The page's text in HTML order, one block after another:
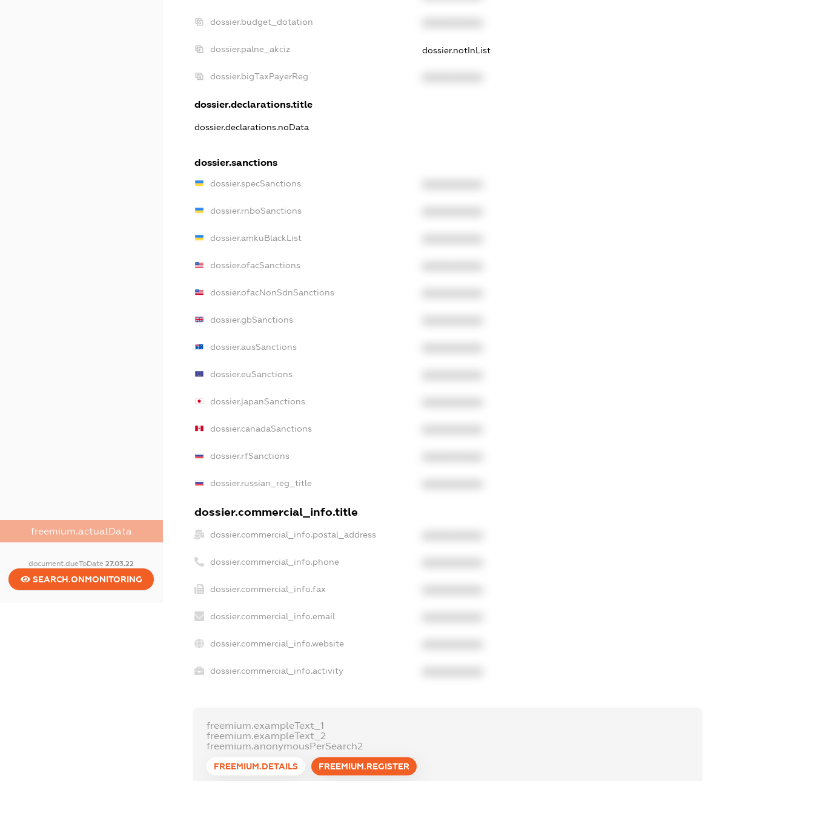
freemium.actualData
document.dueToDate27.03.22
SEARCH.ONMONITORING
dossier.budget_dotation
dossier.palne_akciz dossier.notInList
dossier.bigTaxPayerReg
dossier.declarations.title
dossier.declarations.noData
dossier.sanctions
dossier.specSanctions
dossier.rnboSanctions
dossier.amkuBlackList
dossier.ofacSanctions
dossier.ofacNonSdnSanctions
dossier.gbSanctions
dossier.ausSanctions
dossier.euSanctions
dossier.japanSanctions
dossier.canadaSanctions
dossier.rfSanctions
dossier.russian_reg_title
dossier.commercial_info.title
dossier.commercial_info.postal_address
dossier.commercial_info.phone
dossier.commercial_info.fax
dossier.commercial_info.email
dossier.commercial_info.website
dossier.commercial_info.activity
freemium.exampleText_1
freemium.exampleText_2
freemium.anonymousPerSearch2
FREEMIUM.DETAILS FREEMIUM.REGISTER